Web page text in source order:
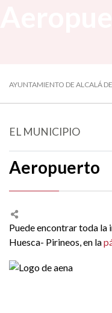
AYUNTAMIENTO DE ALCALÁ
EL MUNICIPIO
Aeropuerto
Puede encontrar toda
Huesca- Pirineos, en la